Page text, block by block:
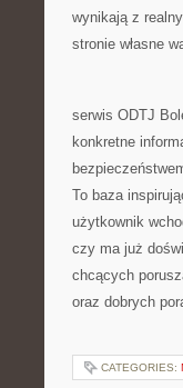
wynikają z
stronie własne
serwis ODTJ
konkretne
To baza
użytkownik
czy ma już
chcących
oraz dobrych
CATEGORIES: